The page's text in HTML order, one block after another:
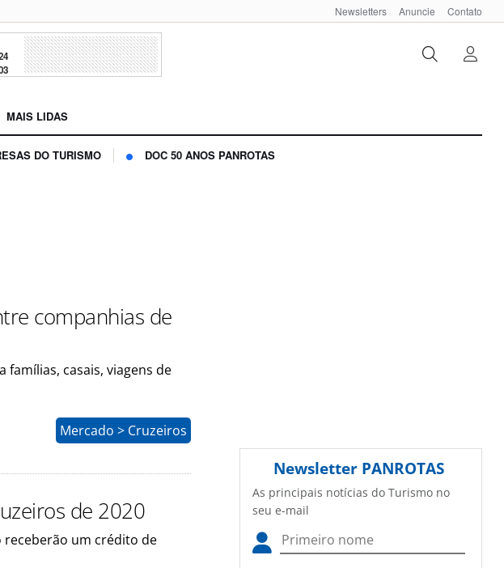
Newsletters Anuncie Contato
MAIS LIDAS
DO TURISMO DOC 50 ANOS PANROTAS
companhias de
famílias, casais, viagens de
Mercado > Cruzeiros
de 2020
receberão um crédito de
Newsletter PANROTAS
As principais notícias do Turismo no
seu e-mail